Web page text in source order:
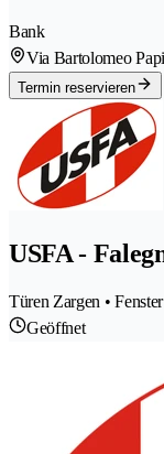
Bank
Via Bartolomeo
Termin reservieren
USFA -
Türen Zargen •
Geöffnet